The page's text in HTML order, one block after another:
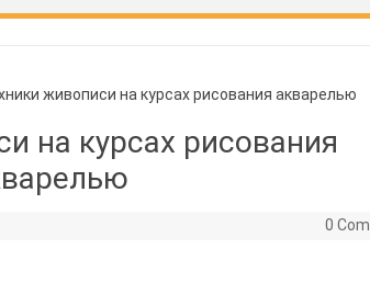
живописи на курсах рисования акварелью
на курсах рисования
0